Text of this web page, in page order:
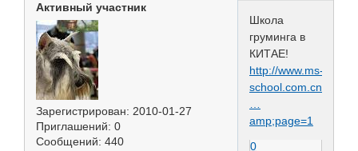
Активный участник
Зарегистрирован: 2010-01-27
Приглашений: 0
Сообщений: 440
Школа
груминга в
КИТАЕ!
http://www.ms-
school.com.cn/
…
amp;page=1
0